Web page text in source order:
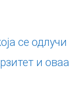
се одлучи
и оваа